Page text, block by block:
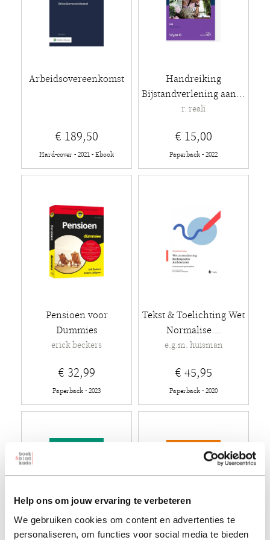
Help ons om jouw ervaring te verbeteren
We gebruiken cookies om content en advertenties te
personaliseren, om functies voor social media te bieden
Arbeidsovereenkomst
€ 189,50
Hard-cover - 2021 - Ebook
Handreiking
Bijstandverlening aan...
r. reali
€ 15,00
Paperback - 2022
Pensioen voor
Dummies
erick beckers
€ 32,99
Paperback - 2023
Tekst & Toelichting Wet
Normalise...
e.g.m. huisman
€ 45,95
Paperback - 2020